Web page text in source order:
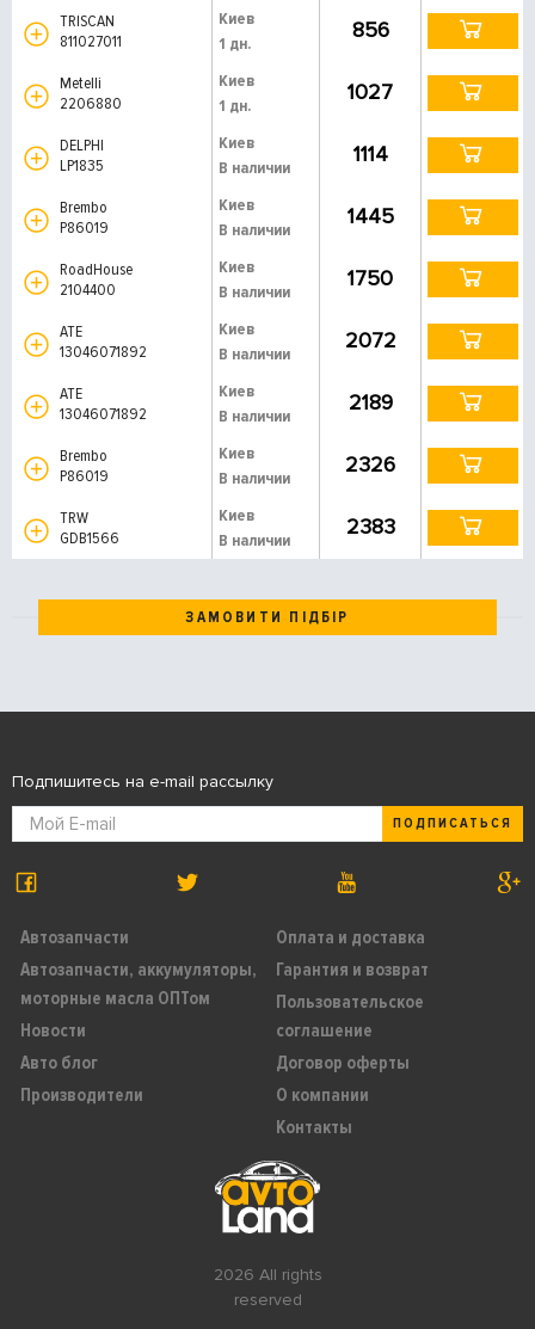
TRISCAN
811027011
Киев
1 дн.
856
Metelli
2206880
Киев
1 дн.
1027
DELPHI
LP1835
Киев
В наличии
1114
Brembo
P86019
Киев
В наличии
1445
RoadHouse
2104400
Киев
В наличии
1750
ATE
13046071892
Киев
В наличии
2072
ATE
13046071892
Киев
В наличии
2189
Brembo
P86019
Киев
В наличии
2326
TRW
GDB1566
Киев
В наличии
2383
ЗАМОВИТИ ПІДБІР
2026 All rights
reserved
Автозапчасти
Автозапчасти, аккумуляторы,
моторные масла ОПТом
Новости
Авто блог
Производители
Оплата и доставка
Гарантия и возврат
Пользовательское
соглашение
Договор оферты
О компании
Контакты
Подпишитесь на e-mail рассылку
ПОДПИСАТЬСЯ